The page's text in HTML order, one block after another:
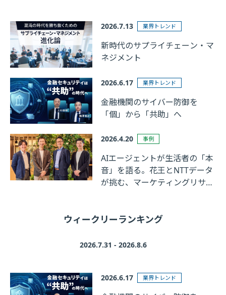
2026.7.13 業界トレンド
新時代のサプライチェーン・マ
ネジメント
2026.6.17 業界トレンド
金融機関のサイバー防御を
「個」から「共助」へ
2026.4.20 事例
AIエージェントが生活者の「本
音」を語る。花王とNTTデータ
が挑む、マーケティングリサー
ウィークリーランキング
2026.7.31 - 2026.8.6
2026.6.17 業界トレンド